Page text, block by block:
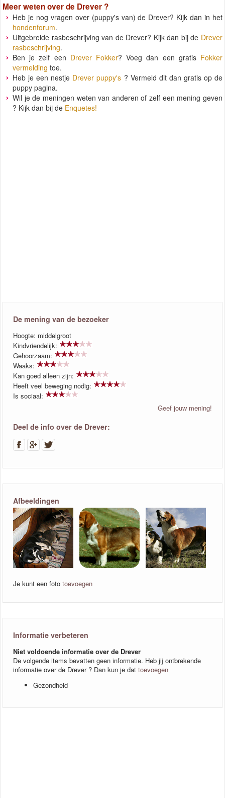
Meer weten over de Drever ?
Heb je nog vragen over (puppy's van) de Drever? Kijk dan in het
hondenforum.
Uitgebreide rasbeschrijving van de Drever? Kijk dan bij de Drever
rasbeschrijving.
Ben je zelf een Drever Fokker? Voeg dan een gratis Fokker
vermelding toe.
Heb je een nestje Drever puppy's ? Vermeld dit dan gratis op de
puppy pagina.
Wil je de meningen weten van anderen of zelf een mening geven
? Kijk dan bij de Enquetes!
De mening van de bezoeker
Hoogte: middelgroot
Kindvriendelijk:
Gehoorzaam:
Waaks:
Kan goed alleen zijn:
Heeft veel beweging nodig:
Is sociaal:
Geef jouw mening!
Deel de info over de Drever:
Afbeeldingen
Je kunt een foto toevoegen
Informatie verbeteren
Niet voldoende informatie over de Drever
De volgende items bevatten geen informatie. Heb jij ontbrekende
informatie over de Drever ? Dan kun je dat toevoegen
Gezondheid